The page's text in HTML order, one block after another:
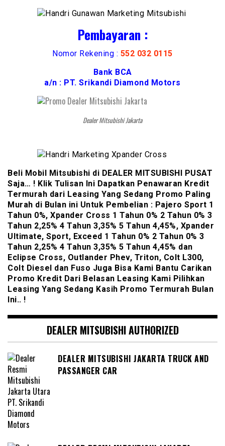
Pembayaran :
Nomor Rekening : 552 032 0115
Bank BCA
a/n : PT. Srikandi Diamond Motors
Dealer Mitsubishi Jakarta
Beli Mobil Mitsubishi di DEALER MITSUBISHI PUSAT
Saja… ! Klik Tulisan Ini Dapatkan Penawaran Kredit
Termurah dari Leasing Yang Sedang Promo Paling
Murah di Bulan ini Untuk Pembelian : Pajero Sport 1
Tahun 0%, Xpander Cross 1 Tahun 0% 2 Tahun 0% 3
Tahun 2,25% 4 Tahun 3,35% 5 Tahun 4,45%, Xpander
Ultimate, Sport, Exceed 1 Tahun 0% 2 Tahun 0% 3
Tahun 2,25% 4 Tahun 3,35% 5 Tahun 4,45% dan
Eclipse Cross, Outlander Phev, Triton, Colt L300,
Colt Diesel dan Fuso Juga Bisa Kami Bantu Carikan
Promo Kredit Dari Belasan Leasing Kami Pilihkan
Leasing Yang Sedang Kasih Promo Termurah Bulan
Ini.. !
DEALER MITSUBISHI AUTHORIZED
DEALER MITSUBISHI JAKARTA TRUCK AND
PASSANGER CAR